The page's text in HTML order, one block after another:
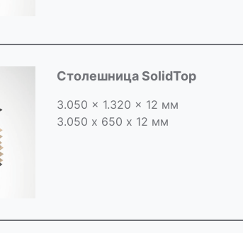
Столешница SolidTop
3.050 x 1.320 x 12 мм
3.050 х 650 х 12 мм